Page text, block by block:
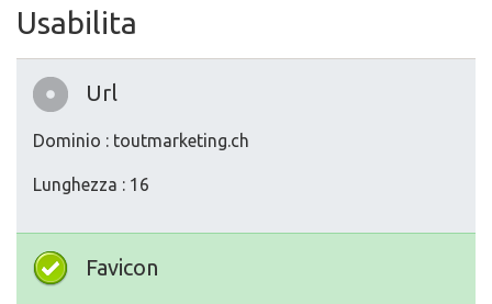
Usabilita
Url
Dominio : toutmarketing.ch
Lunghezza : 16
Favicon